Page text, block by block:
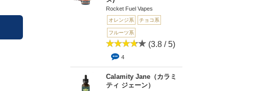
Rocket Fuel Vapes
オレンジ系 チョコ系
フルーツ系
(3.8 / 5)
4
Calamity Jane（カラミ
ティ ジェーン）